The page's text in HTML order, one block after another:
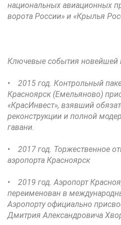
национальных авиационных
ворота России» и «Крылья
Ключевые события новейшей
• 2015 год. Контрольный
Красноярск (Емельяново)
«КрасИнвест», взявший
реконструкции и полной
гавани.
• 2017 год. Торжественное
аэропорта Красноярск
• 2019 год. Аэропорт
переименован в
Аэропорту официально
Дмитрия Александровича